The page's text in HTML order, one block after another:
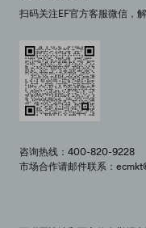
扫码关注EF官方客服微信，
咨询热线：400-820-9228
市场合作请邮件联系：